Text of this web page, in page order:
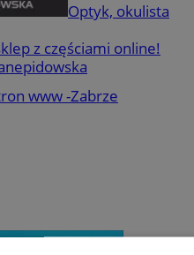
Optyk, okulista
z częściami online!
www -Zabrze